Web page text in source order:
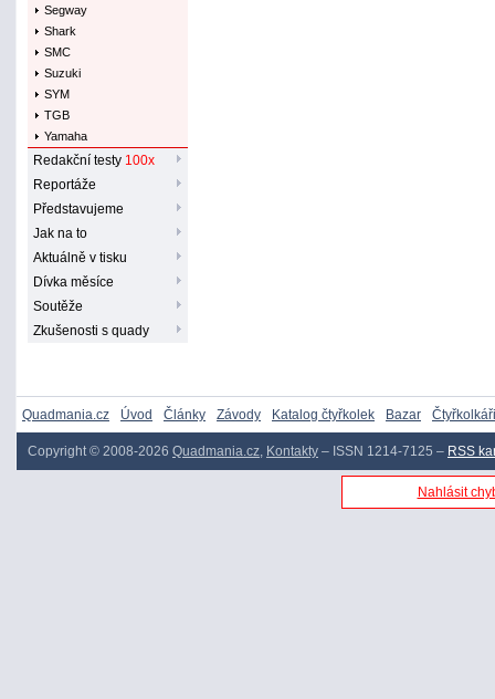
Segway
Shark
SMC
Suzuki
SYM
TGB
Yamaha
Redakční testy 100x
Reportáže
Představujeme
Jak na to
Aktuálně v tisku
Dívka měsíce
Soutěže
Zkušenosti s quady
Quadmania.cz Úvod Články Závody Katalog čtyřkolek Bazar Čtyřkolkáři
Copyright © 2008-2026 Quadmania.cz, Kontakty – ISSN 1214-7125 – RSS
Nahlásit